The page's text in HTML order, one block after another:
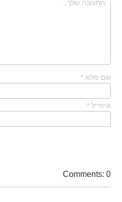
שם מלא *
אימייל *
Comments: 0